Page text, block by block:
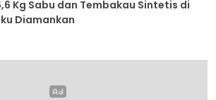
Kg Sabu dan Tembakau Sintetis di
Diamankan